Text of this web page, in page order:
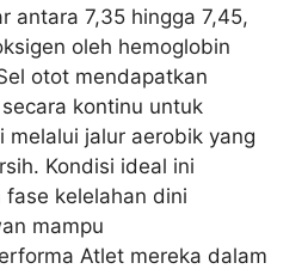
antara 7,35 hingga 7,45,
oleh hemoglobin
otot mendapatkan
kontinu untuk
melalui jalur aerobik yang
Kondisi ideal ini
kelelahan dini
mampu
Atlet mereka dalam